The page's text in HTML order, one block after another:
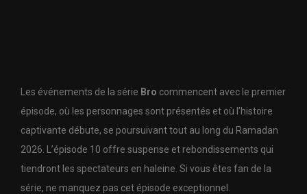
Les événements de la série Bro commencent avec le premier
épisode, où les personnages sont présentés et où l’histoire
captivante débute, se poursuivant tout au long du Ramadan
2026. L’épisode 10 offre suspense et rebondissements qui
tiendront les spectateurs en haleine. Si vous êtes fan de la
série, ne manquez pas cet épisode exceptionnel.